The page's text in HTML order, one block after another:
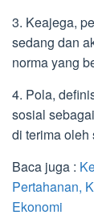
3. Keajega,
sedang dan
norma yang
4. Pola,
sosial
di terima oleh
Baca juga :
Pertahanan,
Ekonomi